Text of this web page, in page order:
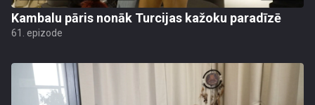
Kambalu pāris nonāk Turcijas kažoku paradīzē
61. epizode